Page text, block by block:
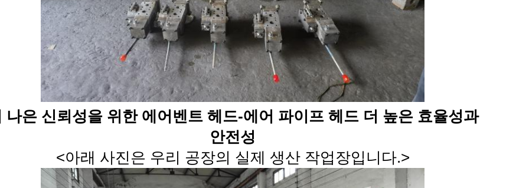
나은 신뢰성을 위한 에어벤트 헤드-에어 파이프 헤드 더 높은 효율성과
안전성
<아래 사진은 우리 공장의 실제 생산 작업장입니다.>